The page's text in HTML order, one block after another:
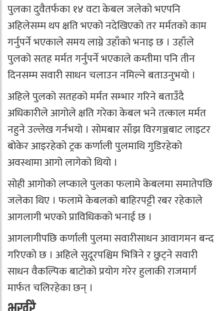
पुलका दुवैतर्फका १४ वटा केबल जलेको भएपनि
अहिलेसम्म थप क्षति भएको नदेखिएको तर मर्मतको काम
गर्नुपर्ने भएकाले समय लाग्ने उहाँको भनाइ छ । उहाँले
पुलको सतह मर्मत गर्नुपर्ने भएकाले कम्तीमा पनि तीन
दिनसम्म सवारी साधन चलाउन नमिल्ने बताउनुभयो ।
अहिले पुलको सतहको मर्मत सम्भार गरिने बताउँदै
अधिकारीले आगोले क्षति गरेका केबल भने तत्काल मर्मत
नहुने उल्लेख गर्नभयो । सोमबार साँझ विरगञ्जबाट लाइटर
बोकेर आइरहेको ट्रक कर्णाली पुलमाथि गुडिरहेको
अवस्थामा आगो लागेको थियो ।
सोही आगोको लप्काले पुलका फलामे केबलमा समातेपछि
जलेका थिए । फलामे केबलको बाहिरपट्टी रबर रहेकाले
आगलागी भएको प्राविधिकको भनाई छ ।
आगलागीपछि कर्णाली पुलमा सवारीसाधन आवागमन बन्द
गरिएको छ । अहिले सुदूरपश्चिम भित्रिने र छुट्ने सवारी
साधन वैकल्पिक बाटोको प्रयोग गरेर हुलाकी राजमार्ग
मार्फत चलिरहेका छन् ।